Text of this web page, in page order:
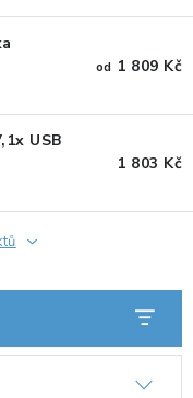
od 1 809 Kč
USB
1 803 Kč